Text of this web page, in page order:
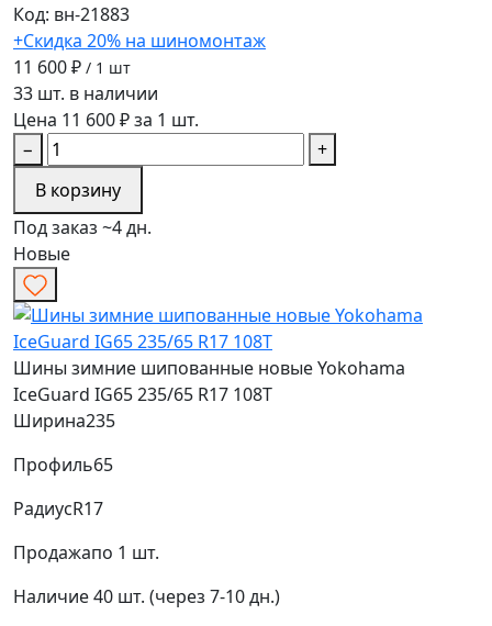
Код: вн-21883
+Скидка 20% на шиномонтаж
11 600 ₽ / 1 шт
33 шт. в наличии
Цена 11 600 ₽ за 1 шт.
−
+
В корзину
Под заказ ~4 дн.
Новые
Шины зимние шипованные новые Yokohama
IceGuard IG65 235/65 R17 108T
Ширина235
Профиль65
РадиусR17
Продажапо 1 шт.
Наличие40 шт. (через 7-10 дн.)